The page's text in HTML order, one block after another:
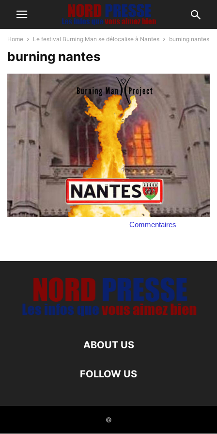
Home Le festival Burning Man se délocalise à Nantes burning nantes
burning nantes
Commentaires
ABOUT US
FOLLOW US
©